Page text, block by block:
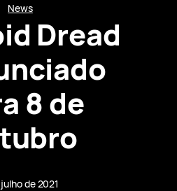
News
Dread
8 de
de 2021